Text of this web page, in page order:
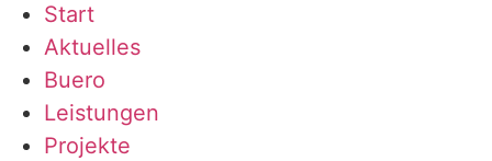
Start
Aktuelles
Buero
Leistungen
Projekte